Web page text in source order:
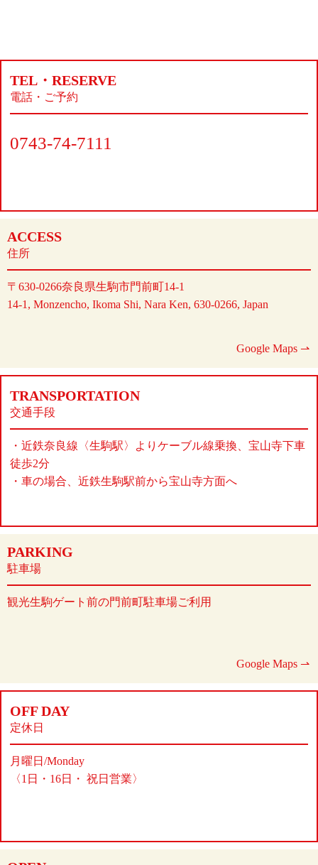
TEL・RESERVE
電話・ご予約
0743-74-7111
ACCESS
住所
〒630-0266奈良県生駒市門前町14-1
14-1, Monzencho, Ikoma Shi, Nara Ken, 630-0266, Japan
Google Maps ⇀
TRANSPORTATION
交通手段
・近鉄奈良線〈生駒駅〉よりケーブル線乗換、宝山寺下車
徒歩2分
・車の場合、近鉄生駒駅前から宝山寺方面へ
PARKING
駐車場
観光生駒ゲート前の門前町駐車場ご利用
Google Maps ⇀
OFF DAY
定休日
月曜日/Monday
〈1日・16日・ 祝日営業〉